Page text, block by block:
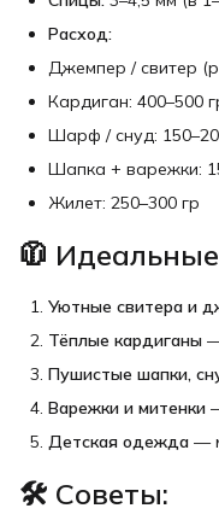
Расход:
Джемпер / свитер
Кардиган: 400–500
Шарф / снуд:
Шапка + варежки:
Жилет: 250–300 гр
🧥
Уютные свитера и
Тёплые кардиганы
Пушистые шапки,
Варежки и митенки
Детская одежда —
🛠 Советы: